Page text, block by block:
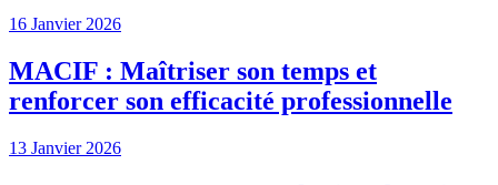
16 Janvier 2026
MACIF : Maîtriser son temps et
renforcer son efficacité professionnelle
13 Janvier 2026